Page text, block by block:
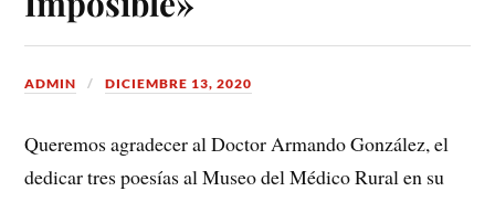
ADMIN DICIEMBRE 13, 2020
Queremos agradecer al Doctor Armando González, el
dedicar tres poesías al Museo del Médico Rural en su